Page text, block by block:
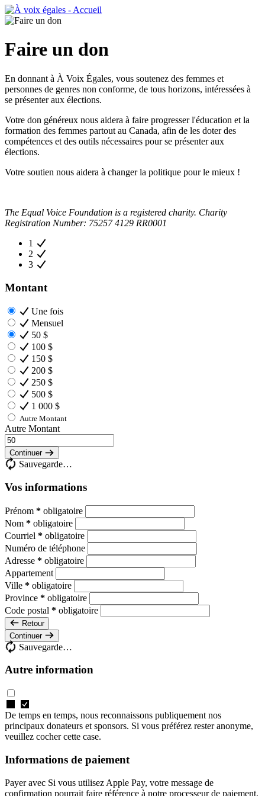
Faire un don
En donnant à À Voix Égales, vous soutenez des femmes et
personnes de genres non conforme, de tous horizons, intéressées à
se présenter aux élections.
Votre don généreux nous aidera à faire progresser l'éducation et la
formation des femmes partout au Canada, afin de les doter des
compétences et des outils nécessaires pour se présenter aux
élections.
Votre soutien nous aidera à changer la politique pour le mieux !
The Equal Voice Foundation is a registered charity. Charity
Registration Number: 75257 4129 RR0001
1
2
3
Montant
Une fois
Mensuel
50 $
100 $
150 $
200 $
250 $
500 $
1 000 $
Autre Montant
Autre Montant
Continuer
Sauvegarde…
Vos informations
Prénom * obligatoire
Nom * obligatoire
Courriel * obligatoire
Numéro de téléphone
Adresse * obligatoire
Appartement
Ville * obligatoire
Province * obligatoire
Code postal * obligatoire
Retour
Continuer
Sauvegarde…
Autre information
De temps en temps, nous reconnaissons publiquement nos
principaux donateurs et sponsors. Si vous préférez rester anonyme,
veuillez cocher cette case.
Informations de paiement
Payer avec Si vous utilisez Apple Pay, votre message de
confirmation pourrait faire référence à notre processeur de paiement,